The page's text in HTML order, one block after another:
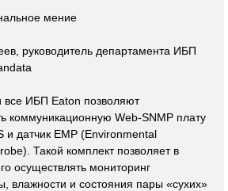
мение
руководитель департамента ИБП
все ИБП Eaton позволяют
коммуникационную Web-SNMP плату
и датчик EMP (Environmental
Такой комплект позволяет в
осуществлять мониторинг
влажности и состояния пары «сухих»